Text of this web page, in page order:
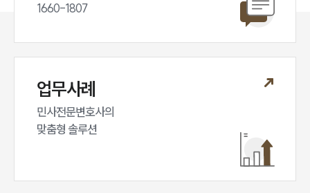
1660-1807
업무사례
민사전문변호사의
맞춤형 솔루션